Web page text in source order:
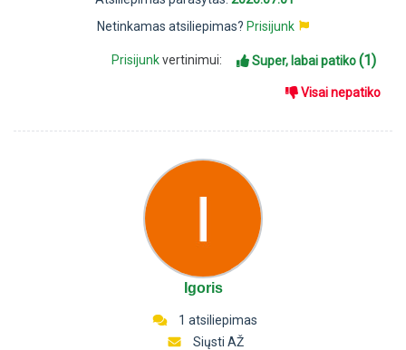
Netinkamas atsiliepimas? Prisijunk
Prisijunkvertinimui: Super, labai patiko(1)
Visai nepatiko
Igoris
1 atsiliepimas
Siųsti AŽ